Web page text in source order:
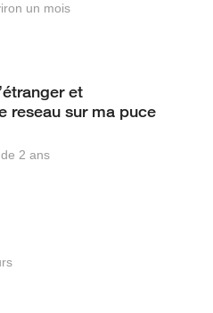
un mois
et
reseau sur ma puce
2 ans